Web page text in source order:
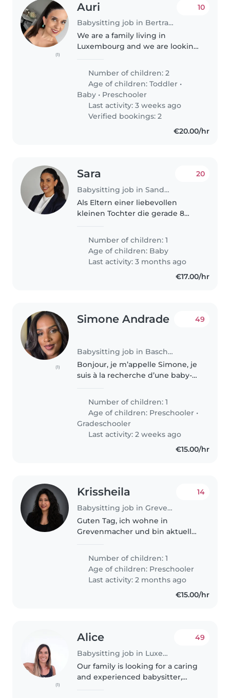
(1)
Auri
Babysitting job in Bertrange
10
We are a family living in
Luxembourg and we are looking
experienced person to support
us for a few hours a day. I work
from home several hours a day
(not..
Number of children: 2
Age of children:Toddler •
Baby • Preschooler
Last activity: 3 weeks ago
Verified bookings: 2
€20.00/hr
Sara
Babysitting job in Sandweiler
20
Als Eltern einer liebevollen
kleinen Tochter die gerade 8
zuverlässige Nanny. Wir
benötigen Unterstützung an
paar Tage während wir im Büro
arbeiten meistens..
Number of children: 1
Age of children: Baby
Last activity: 3 months ago
€17.00/hr
(1)
Simone Andrade
Babysitting job in Bascharage
49
Bonjour, je m’appelle Simone, je
suis à la recherche d’une baby-
le matin à l’école, mais qui
pourrait resté aussi avec lui 30
minutes avant la rentrée,..
Number of children: 1
Age of children: Preschooler •
Gradeschooler
Last activity: 2 weeks ago
€15.00/hr
Krissheila
Babysitting job in Grevenmacher
14
Guten Tag, ich wohne in
Grevenmacher und bin aktuell
Tagesmutter (assistante
parentale) für meine Tochter. Da
ich in der Stadt arbeite, muss ich
sehr früh..
Number of children: 1
Age of children: Preschooler
Last activity: 2 months ago
€15.00/hr
(1)
Alice
Babysitting job in Luxembourg
49
Our family is looking for a caring
and experienced babysitter,